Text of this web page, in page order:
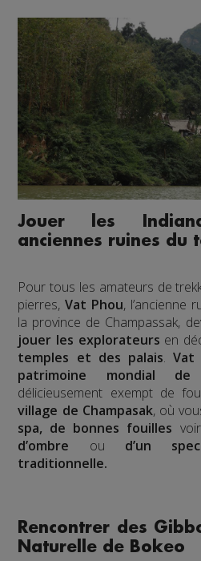
Jouer les
anciennes ruines du
Pour tous les amateurs de
pierres,Vat Phou, l’ancienne
la province de Champassak,
jouer les explorateurs en
temples et des palais. Vat
patrimoine mondial de
délicieusement exempt de
village de Champasak, où
spa, de bonnes fouilles
d’ombre ou d’un
traditionnelle.
Rencontrer des
Naturelle de Bokeo